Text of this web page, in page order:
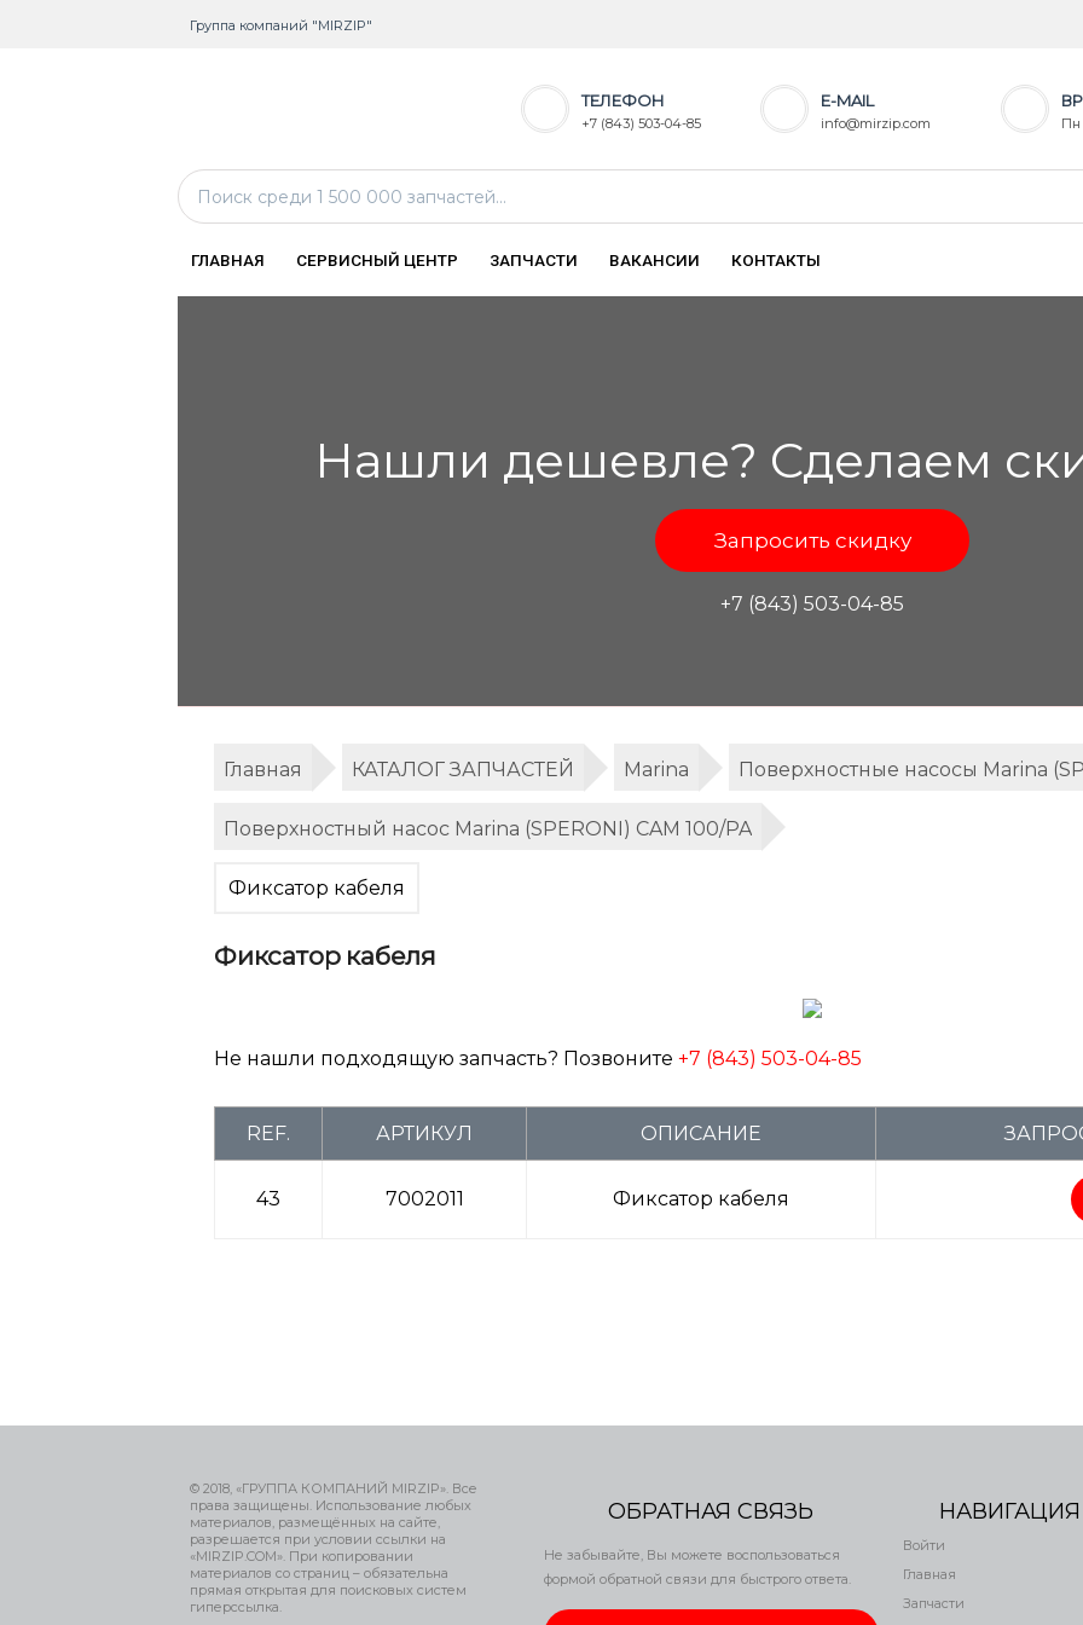
Группа компаний "MIRZIP"
ТЕЛЕФОН
+7 (843) 503-04-85
E-MAIL
info@mirzip.com Пн
ГЛАВНАЯ СЕРВИСНЫЙ ЦЕНТР ЗАПЧАСТИ ВАКАНСИИ КОНТАКТЫ
Нашли дешевле? Сделаем
Запросить скидку
+7 (843) 503-04-85
Главная КАТАЛОГ ЗАПЧАСТЕЙ Marina Поверхностные насосы Marina
Поверхностный насос Marina (SPERONI) CAM 100/PA
Фиксатор кабеля
Фиксатор кабеля
Не нашли подходящую запчасть? Позвоните +7 (843) 503-04-85
REF. АРТИКУЛ ОПИСАНИЕ
43 7002011 Фиксатор кабеля
© 2018, «ГРУППА КОМПАНИЙ MIRZIP». Все
права защищены. Использование любых
материалов, размещённых на сайте,
разрешается при условии ссылки на
«MIRZIP.COM». При копировании
материалов со страниц – обязательна
прямая открытая для поисковых систем
гиперссылка.
ОБРАТНАЯ СВЯЗЬ
Не забывайте, Вы можете воспользоваться
формой обратной связи для быстрого ответа.
НАВИГАЦИЯ
Войти
Главная
Запчасти